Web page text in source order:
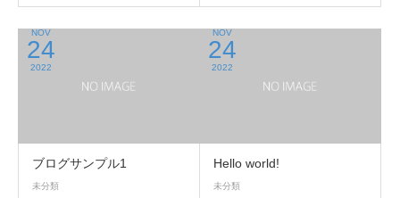
NOV
24
2022
ブログサンプル1
未分類
NOV
24
2022
Hello world!
未分類